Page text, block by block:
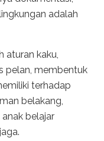
adalah
aturan kaku,
pelan, membentuk
terhadap
belakang,
belajar